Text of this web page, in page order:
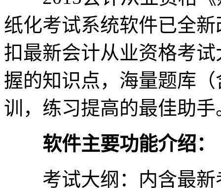
纸化考试系统软件已全
扣最新会计从业资格考
握的知识点，海量题库
训，练习提高的最佳助手
软件主要功能介绍：
考试大纲：内含最新